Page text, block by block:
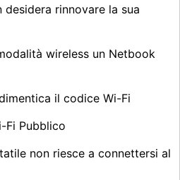
rinnovare la sua
wireless un Netbook
il codice Wi-Fi
Fi Pubblico
non riesce a connettersi al